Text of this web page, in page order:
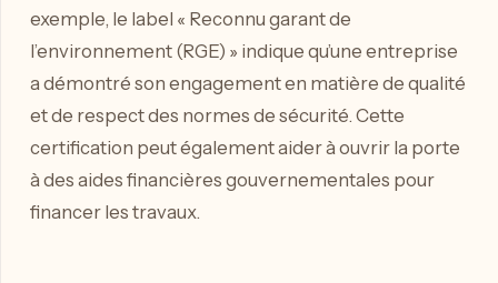
exemple, le label « Reconnu garant de
l’environnement (RGE) » indique qu’une entreprise
a démontré son engagement en matière de qualité
et de respect des normes de sécurité. Cette
certification peut également aider à ouvrir la porte
à des aides financières gouvernementales pour
financer les travaux.